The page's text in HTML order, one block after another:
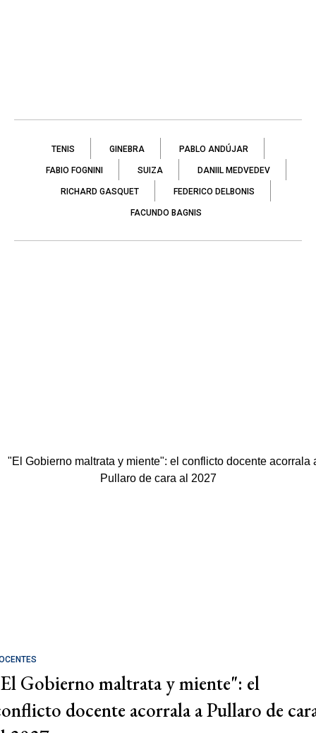
TENIS GINEBRA PABLO ANDÚJAR
FABIO FOGNINI SUIZA DANIIL MEDVEDEV
RICHARD GASQUET FEDERICO DELBONIS
FACUNDO BAGNIS
Gobierno maltrata y miente": el
docente acorrala a Pullaro de